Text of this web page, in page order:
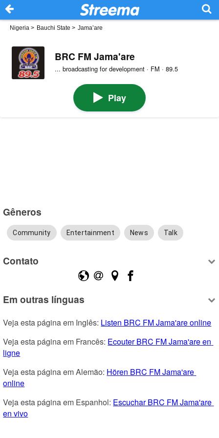
Nigeria > Bauchi State > Jama’are
BRC FM Jama'are
... broadcasting for development · FM · 89.5
Play
Gêneros
Community Entertainment News Talk
Contato
Em outras línguas
Veja esta página em Inglês: Listen BRC FM Jama'are online
Veja esta página em Francês: Ecouter BRC FM Jama'are en
ligne
Veja esta página em Alemão: Hören BRC FM Jama'are
online
Veja esta página em Espanhol: Escuchar BRC FM Jama'are
en vivo